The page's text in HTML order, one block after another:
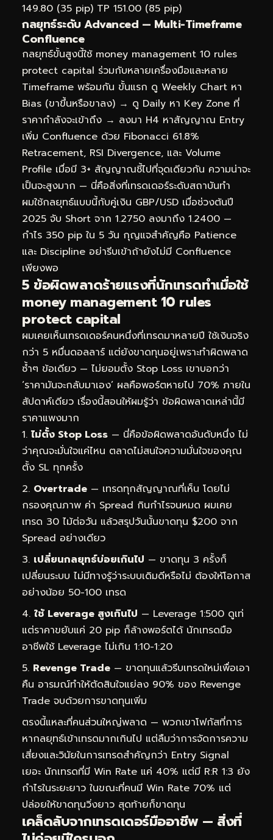
149.80 (35 pip) TP 151.00 (85 pip)
กลยุทธ์ระดับ Advanced — Multi-Timeframe
Confluence
กลยุทธ์ขั้นสูงนี้ใช้ money management 10 rules
protect capital ร่วมกับหลายเครื่องมือและหลาย
Timeframe พร้อมกัน ขั้นแรก ดู Weekly Chart หา
Bias (ขาขึ้นหรือขาลง) → ดู Daily หา Key Zone ที่
ราคากำลังจะเข้าถึง → ลงมา H4 หาสัญญาณ Entry
เพิ่ม Confluence ด้วย Fibonacci 61.8%
Retracement, RSI Divergence, และ Volume
Profile เมื่อมี 3+ สัญญาณชี้ไปที่จุดเดียวกัน ความน่าจะ
เป็นจะสูงมาก — นี่คือสิ่งที่เทรดเดอร์ระดับสถาบันทำ
ผมใช้กลยุทธ์แบบนี้กับคู่เงิน GBP/USD เมื่อช่วงต้นปี
2025 จับ Short จาก 1.2750 ลงมาถึง 1.2400 —
กำไร 350 pip ใน 5 วัน กุญแจสำคัญคือ Patience
และ Discipline อย่ารีบเข้าถ้ายังไม่มี Confluence
เพียงพอ
5 ข้อผิดพลาดร้ายแรงที่นักเทรดทำเมื่อใช้
money management 10 rules
protect capital
ผมเคยเห็นเทรดเดอร์คนหนึ่งที่เทรดมาหลายปี ใช้เงินจริง
กว่า 5 หมื่นดอลลาร์ แต่ยังขาดทุนอยู่เพราะทำผิดพลาด
ซ้ำๆ ข้อเดียว — ไม่ยอมตั้ง Stop Loss เขาบอกว่า
‘ราคามันจะกลับมาเอง’ ผลคือพอร์ตหายไป 70% ภายใน
สัปดาห์เดียว เรื่องนี้สอนให้ผมรู้ว่า ข้อผิดพลาดเหล่านี้มี
ราคาแพงมาก
ไม่ตั้ง Stop Loss — นี่คือข้อผิดพลาดอันดับหนึ่ง ไม่
ว่าคุณจะมั่นใจแค่ไหน ตลาดไม่สนใจความมั่นใจของคุณ
ตั้ง SL ทุกครั้ง
Overtrade — เทรดทุกสัญญาณที่เห็น โดยไม่
กรองคุณภาพ ค่า Spread กินกำไรจนหมด ผมเคย
เทรด 30 ไม้ต่อวัน แล้วสรุปวันนั้นขาดทุน $200 จาก
Spread อย่างเดียว
เปลี่ยนกลยุทธ์บ่อยเกินไป — ขาดทุน 3 ครั้งก็
เปลี่ยนระบบ ไม่มีทางรู้ว่าระบบเดิมดีหรือไม่ ต้องให้โอกาส
อย่างน้อย 50-100 เทรด
ใช้ Leverage สูงเกินไป — Leverage 1:500 ดูเท่
แต่ราคาขยับแค่ 20 pip ก็ล้างพอร์ตได้ นักเทรดมือ
อาชีพใช้ Leverage ไม่เกิน 1:10-1:20
Revenge Trade — ขาดทุนแล้วรีบเทรดใหม่เพื่อเอา
คืน อารมณ์ทำให้ตัดสินใจแย่ลง 90% ของ Revenge
Trade จบด้วยการขาดทุนเพิ่ม
ตรงนี้แหละที่คนส่วนใหญ่พลาด — พวกเขาโฟกัสที่การ
หากลยุทธ์เข้าเทรดมากเกินไป แต่ลืมว่าการจัดการความ
เสี่ยงและวินัยในการเทรดสำคัญกว่า Entry Signal
เยอะ นักเทรดที่มี Win Rate แค่ 40% แต่มี R:R 1:3 ยัง
กำไรในระยะยาว ในขณะที่คนมี Win Rate 70% แต่
ปล่อยให้ขาดทุนวิ่งยาว สุดท้ายก็ขาดทุน
เคล็ดลับจากเทรดเดอร์มืออาชีพ — สิ่งที่